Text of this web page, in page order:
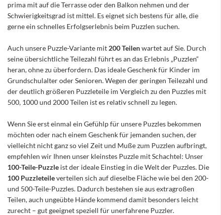
prima mit auf die Terrasse oder den Balkon nehmen und der
Schwierigkeitsgrad ist mittel. Es eignet sich bestens für alle, die
gerne ein schnelles Erfolgserlebnis beim Puzzlen suchen.
Auch unsere Puzzle-Variante mit 200 Teilenwartet auf Sie. Durch
seine übersichtliche Teilezahl führt es an das Erlebnis „Puzzlen“
heran, ohne zu überfordern. Das ideale Geschenk für Kinder im
Grundschulalter oder Senioren. Wegen der geringen Teilezahl und
der deutlich größeren Puzzleteile im Vergleich zu den Puzzles mit
500, 1000 und 2000 Teilen ist es relativ schnell zu legen.
Wenn Sie erst einmal ein Gefühlp für unsere Puzzles bekommen
möchten oder nach einem Geschenk für jemanden suchen, der
vielleicht nicht ganz so viel Zeit und Muße zum Puzzlen aufbringt,
empfehlen wir Ihnen unser kleinstes Puzzle mit Schachtel: Unser
100-Teile-Puzzle ist der ideale Einstieg in die Welt der Puzzles. Die
100 Puzzleteileverteilen sich auf dieselbe Fläche wie bei den 200-
und 500-Teile-Puzzles. Dadurch bestehen sie aus extragroßen
Teilen, auch ungeübte Hände kommend damit besonders leicht
zurecht – gut geeignet speziell für unerfahrene Puzzler.